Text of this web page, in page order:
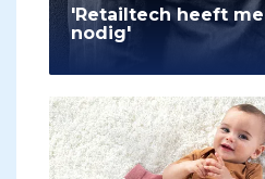
'Retailtech heeft
nodig'